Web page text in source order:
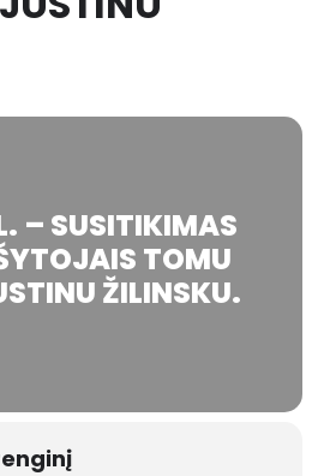
– SUSITIKIMAS
TOMU
ŽILINSKU.